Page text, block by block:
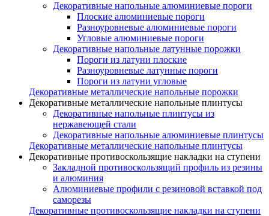
Декоративные напольные алюминиевые пороги
Плоские алюминиевые пороги
Разноуровневые алюминиевые пороги
Угловые алюминиевые пороги
Декоративные напольные латунные порожки
Пороги из латуни плоские
Разноуровневые латунные пороги
Пороги из латуни угловые
Декоративные металлические напольные порожки
Декоративные металлические напольные плинтусы
Декоративные напольные плинтусы из
нержавеющей стали
Декоративные напольные алюминиевые плинтусы
Декоративные металлические напольные плинтусы
Декоративные противоскользящие накладки на ступени
Закладной противоскользящий профиль из резины
и алюминия
Алюминиевые профили с резиновой вставкой под
саморезы
Декоративные противоскользящие накладки на ступени